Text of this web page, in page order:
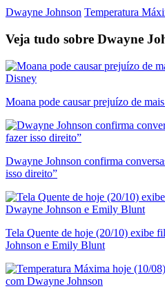
Dwayne Johnson Temperatura
Veja tudo sobre Dwayne
Moana pode causar prejuízo de
Dwayne Johnson confirma
isso direito”
Tela Quente de hoje (20/10) exibe
Johnson e Emily Blunt